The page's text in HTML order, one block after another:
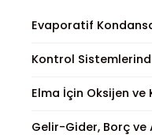
Evaporatif
Kontrol
Elma İçin Oksijen
Gelir-Gider, Borç ve